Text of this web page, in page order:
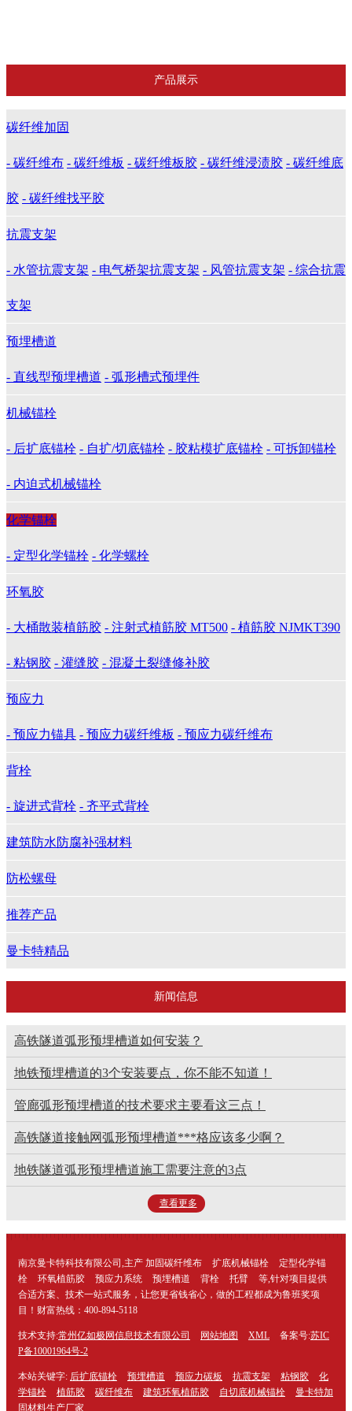
产品展示
碳纤维加固
- 碳纤维布 - 碳纤维板 - 碳纤维板胶 - 碳纤维浸渍胶 - 碳纤维底
胶 - 碳纤维找平胶
抗震支架
- 水管抗震支架 - 电气桥架抗震支架 - 风管抗震支架 - 综合抗震
支架
预埋槽道
- 直线型预埋槽道 - 弧形槽式预埋件
机械锚栓
- 后扩底锚栓 - 自扩/切底锚栓 - 胶粘模扩底锚栓 - 可拆卸锚栓
- 内迫式机械锚栓
化学锚栓
- 定型化学锚栓 - 化学螺栓
环氧胶
- 大桶散装植筋胶 - 注射式植筋胶 MT500 - 植筋胶 NJMKT390
- 粘钢胶 - 灌缝胶 - 混凝土裂缝修补胶
预应力
- 预应力锚具 - 预应力碳纤维板 - 预应力碳纤维布
背栓
- 旋进式背栓 - 齐平式背栓
建筑防水防腐补强材料
防松螺母
推荐产品
曼卡特精品
新闻信息
高铁隧道弧形预埋槽道如何安装？
地铁预埋槽道的3个安装要点，你不能不知道！
管廊弧形预埋槽道的技术要求主要看这三点！
高铁隧道接触网弧形预埋槽道***格应该多少啊？
地铁隧道弧形预埋槽道施工需要注意的3点
查看更多
南京曼卡特科技有限公司,主产 加固碳纤维布 扩底机械锚栓 定型化学锚
栓
环氧植筋胶 预应力系统 预埋槽道 背栓 托臂
等,针对项目提供
合适方案、技术一站式服务，让您更省钱省心，做的工程都成为鲁班奖项
目！财富热线：400-894-5118
技术支持:常州亿如极网信息技术有限公司 网站地图 XML 备案号:苏IC
P备10001964号-2
本站关键字: 后扩底锚栓 预埋槽道 预应力碳板 抗震支架 粘钢胶
化
学锚栓
植筋胶 碳纤维布 建筑环氧植筋胶 自切底机械锚栓
曼卡特加
固材料生产厂家